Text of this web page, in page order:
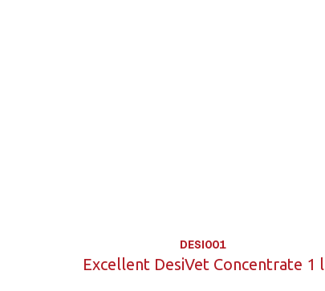
DESI001
Excellent DesiVet Concentrate 1 l